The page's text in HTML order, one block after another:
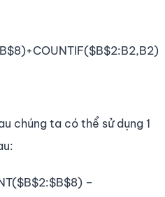
chúng ta có thể sử dụng 1
–